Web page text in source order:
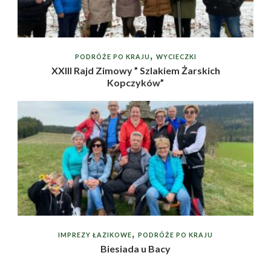
PODRÓŻE PO KRAJU WYCIECZKI
XXIII Rajd Zimowy ” Szlakiem Żarskich
Kopczyków”
IMPREZY ŁAZIKOWE PODRÓŻE PO KRAJU
Biesiada u Bacy